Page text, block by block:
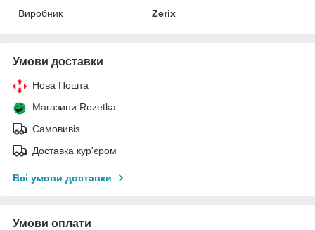
Виробник
Zerix
Умови доставки
Нова Пошта
Магазини Rozetka
Самовивіз
Доставка кур'єром
Всі умови доставки
Умови оплати